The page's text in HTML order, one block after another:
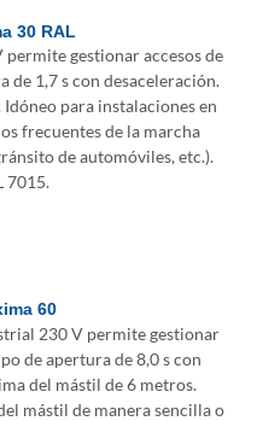
30 RAL
gestionar accesos de
de 1,7 s con desaceleración.
para instalaciones en
frecuentes de la marcha
de automóviles, etc.).
7015.
60
230 V permite gestionar
de apertura de 8,0 s con
del mástil de 6 metros.
mástil de manera sencilla o